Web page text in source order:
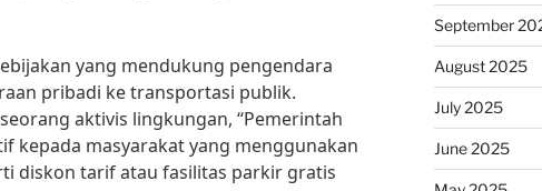
yang mendukung pengendara
pribadi ke transportasi publik.
aktivis lingkungan, “Pemerintah
kepada masyarakat yang menggunakan
diskon tarif atau fasilitas parkir gratis
September
August 2025
July 2025
June 2025